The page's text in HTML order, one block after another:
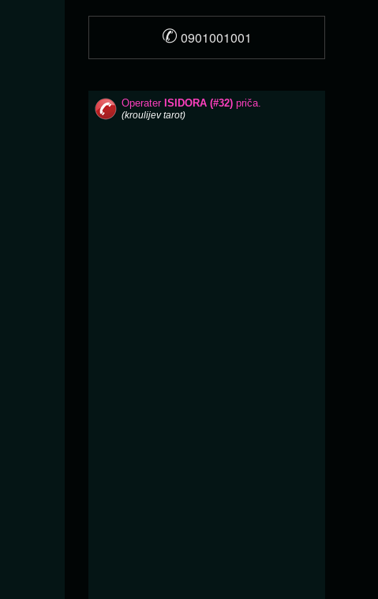
✆ 0901001001